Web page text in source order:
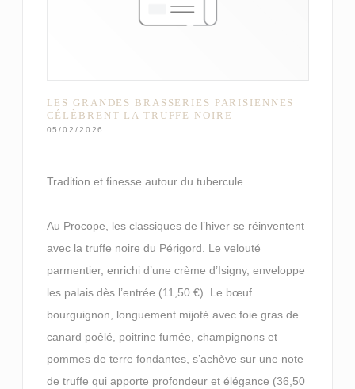
LES GRANDES BRASSERIES PARISIENNES
CÉLÈBRENT LA TRUFFE NOIRE
05/02/2026
Tradition et finesse autour du tubercule
Au Procope, les classiques de l’hiver se réinventent
avec la truffe noire du Périgord. Le velouté
parmentier, enrichi d’une crème d’Isigny, enveloppe
les palais dès l’entrée (11,50 €). Le bœuf
bourguignon, longuement mijoté avec foie gras de
canard poêlé, poitrine fumée, champignons et
pommes de terre fondantes, s’achève sur une note
de truffe qui apporte profondeur et élégance (36,50